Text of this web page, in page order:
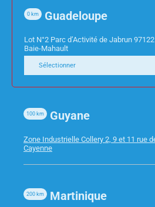
INFORMATIQUE
ASUS XG49VQ
Guadeloupe
0 km
Lot N°2 Parc d’Activité de Jabrun 97122
Baie-Mahault
Sélectionner
Guyane
100 km
Zone Industrielle Collery 2, 9 et 11 rue
Cayenne
Martinique
200 km